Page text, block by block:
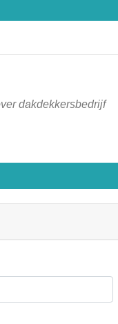
dakdekkersbedrijf